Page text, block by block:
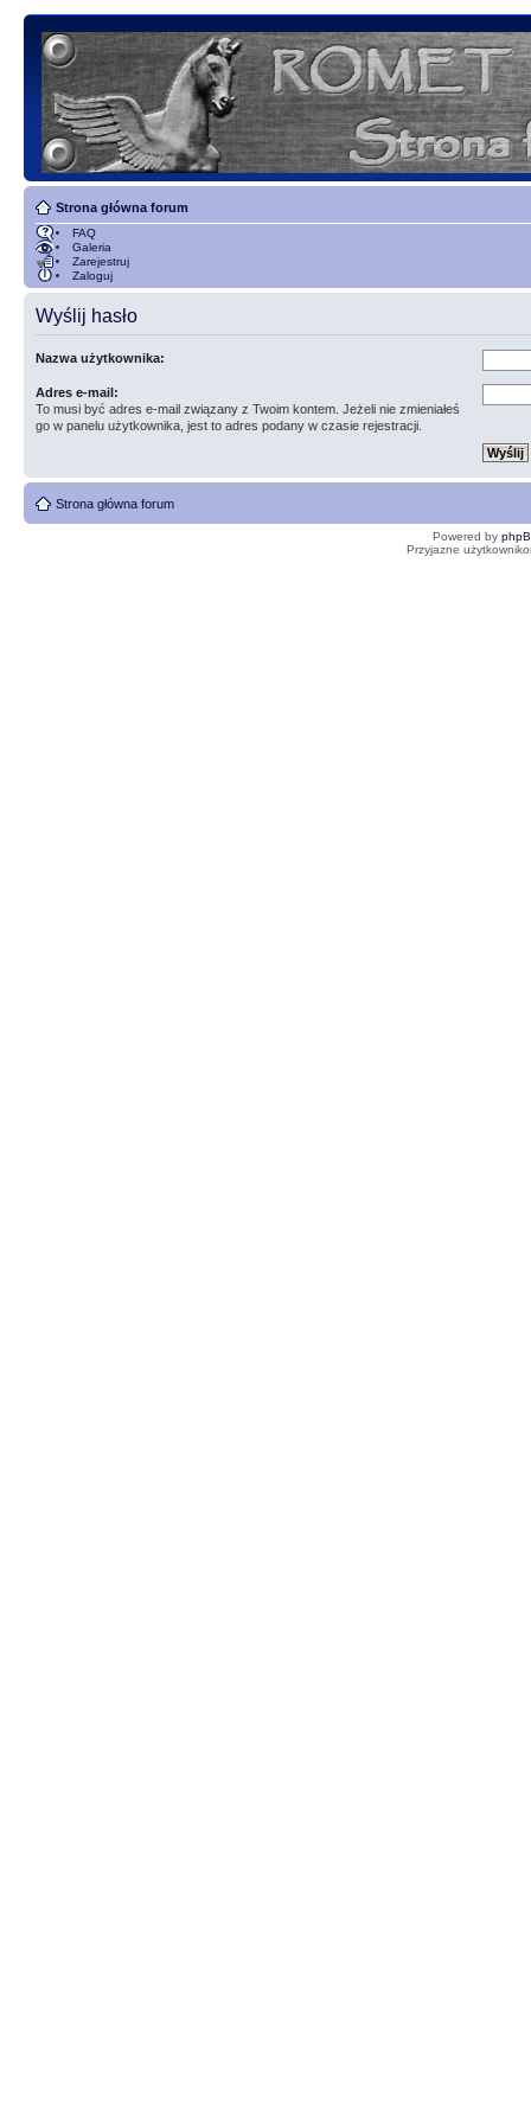
Strona główna forum
FAQ
Galeria
Zarejestruj
Zaloguj
Wyślij hasło
Nazwa użytkownika:
Adres e-mail:
To musi być adres e-mail związany z Twoim kontem. Jeżeli nie zmieniałeś
go w panelu użytkownika, jest to adres podany w czasie rejestracji.
Strona główna forum
Powered by
Przyjazne